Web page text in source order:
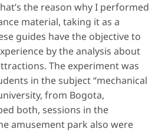
the reason why I performed
material, taking it as a
guides have the objective to
by the analysis about
The experiment was
in the subject “mechanical
from Bogota,
both, sessions in the
amusement park also were